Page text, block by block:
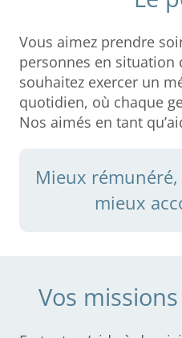
Vous aimez prendre
personnes en situation
souhaitez exercer un
quotidien, où chaque
Nos aimés en tant
Mieux
mieux
Vos